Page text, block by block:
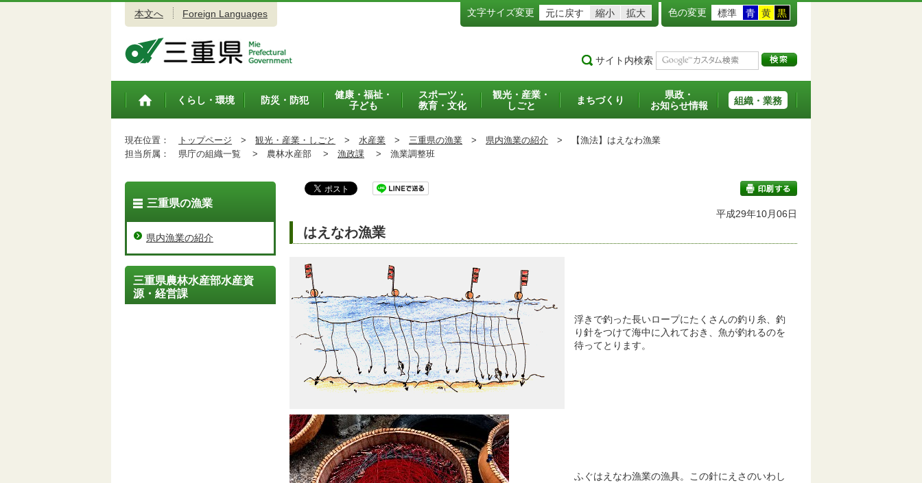
本文へ Foreign Languages 文字サイズ変更 元に戻す 縮小 拡大 色の変更 標準 青 黄 黒
サイト内検索
トップペ
くらし・環境 防災・防犯
健康・福祉・
子ども
スポーツ・
教育・文化
観光・産業・
しごと
まちづくり
県政・
お知らせ情報
組織・業務
現在位置： トップページ > 観光・産業・しごと > 水産業 > 三重県の漁業 > 県内漁業の紹介 > 【漁法】はえなわ漁業
担当所属：
県庁の組織一覧 > 農林水産部 > 漁政課 > 漁業調整班
印刷する
平成29年10月06日
はえなわ漁業
浮きで釣った長いロープにたくさんの釣り糸、釣
り針をつけて海中に入れておき、魚が釣れるのを
待ってとります。
ふぐはえなわ漁業の漁具。この針にえさのいわし
三重県の漁業
県内漁業の紹介
三重県農林水産部水産資
源・経営課